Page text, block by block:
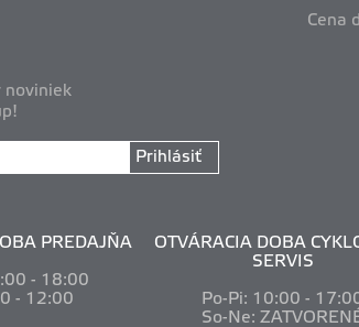
Cena
noviniek
Prihlásiť
PREDAJŇA
:00 - 18:00
- 12:00
OTVÁRACIA DOBA
SERVIS
Po-Pi: 10:00 -
So-Ne: